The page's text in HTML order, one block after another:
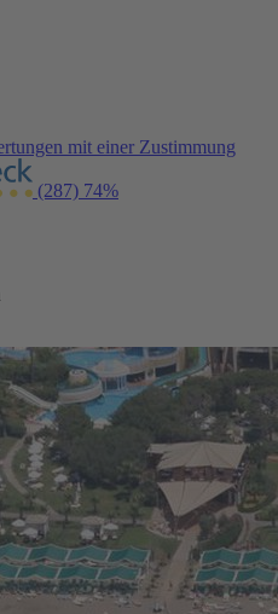
mit einer Zustimmung
(287) 74%